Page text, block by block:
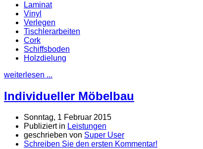
Laminat
Vinyl
Verlegen
Tischlerarbeiten
Cork
Schiffsboden
Holzdielung
weiterlesen ...
Individueller Möbelbau
Sonntag, 1 Februar 2015
Publiziert in Leistungen
geschrieben von Super User
Schreiben Sie den ersten Kommentar!